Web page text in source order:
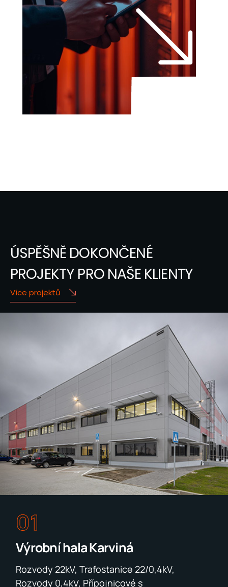
ÚSPĚŠNĚ DOKONČENÉ
PROJEKTY PRO NAŠE KLIENTY
Více projektů
01
Výrobní hala Karviná
Rozvody 22kV, Trafostanice 22/0,4kV,
Rozvody 0,4kV, Přípojnicové s